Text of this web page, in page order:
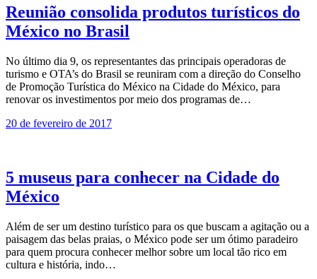
Reunião consolida produtos turísticos do
México no Brasil
No último dia 9, os representantes das principais operadoras de
turismo e OTA’s do Brasil se reuniram com a direção do Conselho
de Promoção Turística do México na Cidade do México, para
renovar os investimentos por meio dos programas de…
20 de fevereiro de 2017
5 museus para conhecer na Cidade do
México
Além de ser um destino turístico para os que buscam a agitação ou a
paisagem das belas praias, o México pode ser um ótimo paradeiro
para quem procura conhecer melhor sobre um local tão rico em
cultura e história, indo…